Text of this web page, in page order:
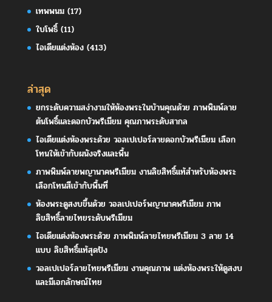
เทพพนม(17)
ใบโพธิ์(11)
ไอเดียแต่งห้อง(413)
ล่าสุด
ยกระดับความสง่างามให้ห้องพระในบ้านคุณด้วย ภาพพิมพ์ลาย
ต้นโพธิ์และดอกบัวพรีเมียม คุณภาพระดับสากล
ไอเดียแต่งห้องพระด้วย วอลเปเปอร์ลายดอกบัวพรีเมียม เลือก
โทนให้เข้ากับผนังจริงและพื้น
ภาพพิมพ์ลายพญานาคพรีเมียม งานลิขสิทธิ์แท้สำหรับห้องพระ
เลือกโทนสีเข้ากับพื้นที่
ห้องพระดูสงบขึ้นด้วย วอลเปเปอร์พญานาคพรีเมียม ภาพ
ลิขสิทธิ์ลายไทยระดับพรีเมียม
ไอเดียแต่งห้องพระด้วย ภาพพิมพ์ลายไทยพรีเมียม 3 ลาย 14
แบบ ลิขสิทธิ์แท้สุดปัง
วอลเปเปอร์ลายไทยพรีเมียม งานคุณภาพ แต่งห้องพระให้ดูสงบ
และมีเอกลักษณ์ไทย